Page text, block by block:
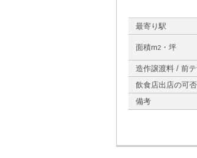
岸辺駅の店舗物
高槻駅の店舗物
最寄り駅
面積m2 ・坪
造作譲渡料 / 前テ
飲食店出店の可否
備考